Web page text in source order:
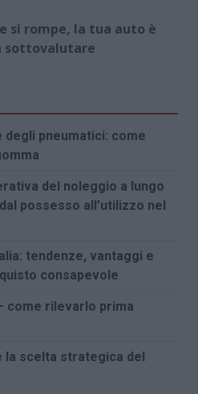
si rompe, la tua auto è
sottovalutare
pneumatici: come
del noleggio a lungo
possesso all’utilizzo nel
tendenze, vantaggi e
consapevole
come rilevarlo prima
la scelta strategica del